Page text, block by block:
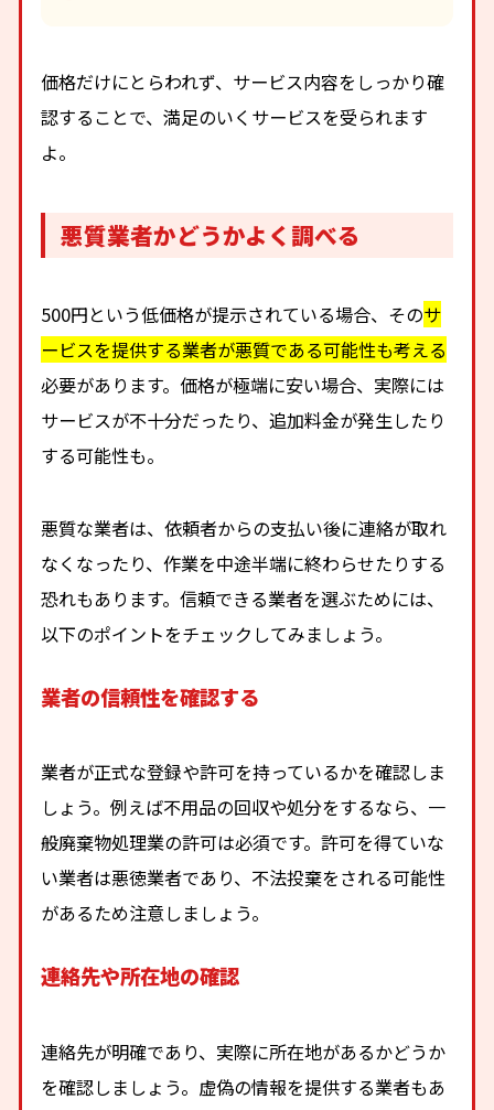
価格だけにとらわれず、サービス内容をしっかり確
認することで、満足のいくサービスを受られます
よ。
悪質業者かどうかよく調べる
500円という低価格が提示されている場合、そのサ
ービスを提供する業者が悪質である可能性も考える
必要があります。価格が極端に安い場合、実際には
サービスが不十分だったり、追加料金が発生したり
する可能性も。
悪質な業者は、依頼者からの支払い後に連絡が取れ
なくなったり、作業を中途半端に終わらせたりする
恐れもあります。信頼できる業者を選ぶためには、
以下のポイントをチェックしてみましょう。
業者の信頼性を確認する
業者が正式な登録や許可を持っているかを確認しま
しょう。例えば不用品の回収や処分をするなら、一
般廃棄物処理業の許可は必須です。許可を得ていな
い業者は悪徳業者であり、不法投棄をされる可能性
があるため注意しましょう。
連絡先や所在地の確認
連絡先が明確であり、実際に所在地があるかどうか
を確認しましょう。虚偽の情報を提供する業者もあ